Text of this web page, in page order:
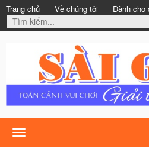
Trang chủ Về chúng tôi Dành cho
Toggle
navigation